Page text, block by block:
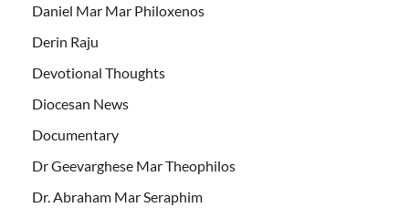
Daniel Mar Mar Philoxenos
Derin Raju
Devotional Thoughts
Diocesan News
Documentary
Dr Geevarghese Mar Theophilos
Dr. Abraham Mar Seraphim